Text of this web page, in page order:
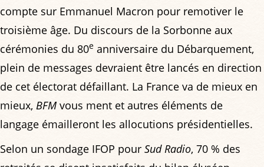
compte sur Emmanuel Macron pour remotiver le
troisième âge. Du discours de la Sorbonne aux
cérémonies du 80e anniversaire du Débarquement,
plein de messages devraient être lancés en direction
de cet électorat défaillant. La France va de mieux en
mieux, BFM vous ment et autres éléments de
langage émailleront les allocutions présidentielles.
Selon un sondage IFOP pour Sud Radio, 70 % des